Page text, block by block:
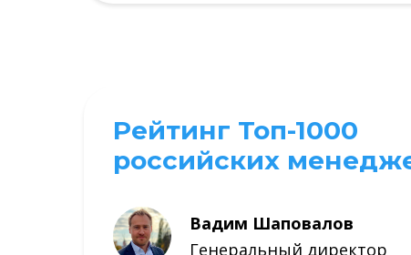
Рейтинг Топ-1000
российских
Вадим Шаповалов
Генеральный директор